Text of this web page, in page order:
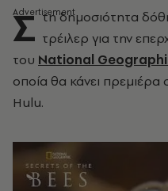
Σ τη δημοσιότητα
τρέιλερ για την
του National
οποία θα κάνει
Hulu.